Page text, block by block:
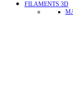
FILAMENTS 3D